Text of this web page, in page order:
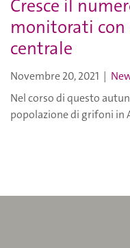
Cresce il
monitorati con
centrale
Novembre 20, 2021 |
Nel corso di questo
popolazione di grifoni in